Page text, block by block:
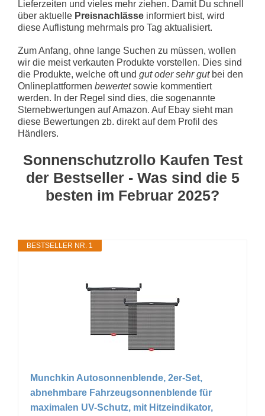
Lieferzeiten und vieles mehr ziehen. Damit Du schnell
über aktuelle Preisnachlässe informiert bist, wird
diese Auflistung mehrmals pro Tag aktualisiert.
Zum Anfang, ohne lange Suchen zu müssen, wollen
wir die meist verkauten Produkte vorstellen. Dies sind
die Produkte, welche oft und gut oder sehr gutbei den
Onlineplattformen bewertetsowie kommentiert
werden. In der Regel sind dies, die sogenannte
Sternebwertungen auf Amazon. Auf Ebay sieht man
diese Bewertungen zb. direkt auf dem Profil des
Händlers.
Sonnenschutzrollo Kaufen Test
der Bestseller - Was sind die 5
besten im Februar 2025?
BESTSELLER NR. 1
Munchkin Autosonnenblende, 2er-Set,
abnehmbare Fahrzeugsonnenblende für
maximalen UV-Schutz, mit Hitzeindikator,